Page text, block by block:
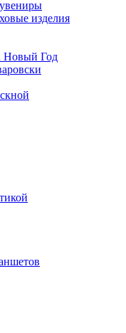
изделия
Новый Год